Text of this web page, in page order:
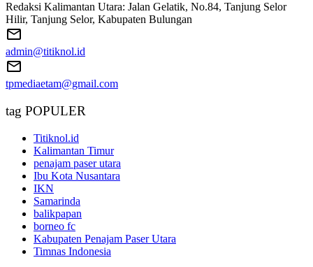
Redaksi Kalimantan Utara: Jalan Gelatik, No.84, Tanjung Selor
Hilir, Tanjung Selor, Kabupaten Bulungan
admin@titiknol.id
tpmediaetam@gmail.com
tag POPULER
Titiknol.id
Kalimantan Timur
penajam paser utara
Ibu Kota Nusantara
IKN
Samarinda
balikpapan
borneo fc
Kabupaten Penajam Paser Utara
Timnas Indonesia